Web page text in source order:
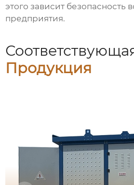
этого зависит безопасность
предприятия.
Продукция